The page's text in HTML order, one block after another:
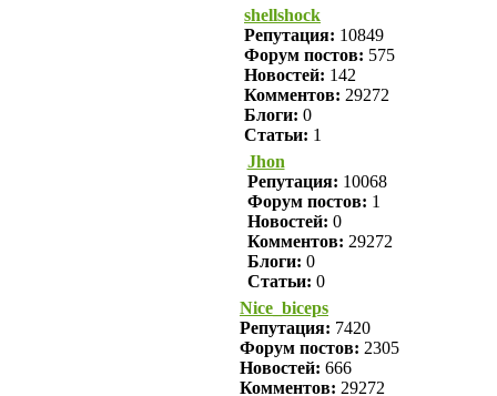
shellshock
Репутация: 10849
Форум постов: 575
Новостей: 142
Комментов: 29272
Блоги: 0
Статьи: 1
Jhon
Репутация: 10068
Форум постов: 1
Новостей: 0
Комментов: 29272
Блоги: 0
Статьи: 0
Nice_biceps
Репутация: 7420
Форум постов: 2305
Новостей: 666
Комментов: 29272